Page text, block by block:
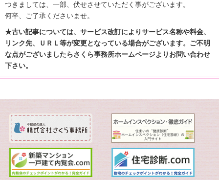
つきましては、一部、伏せさせていただく事がございます。
何卒、ご了承くださいませ。
★古い記事については、サービス改訂によりサービス名称や料金、
リンク先、ＵＲＬ等が変更となっている場合がございます。ご不明
な点がございましたらさくら事務所ホームページよりお問い合わせ
下さい。